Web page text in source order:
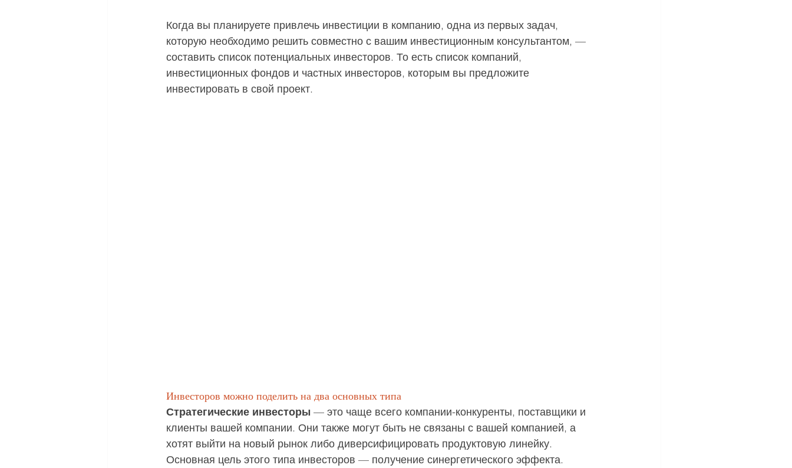
Когда вы планируете привлечь инвестиции в компанию, одна из первых задач,
которую необходимо решить совместно с вашим инвестиционным консультантом, —
составить список потенциальных инвесторов. То есть список компаний,
инвестиционных фондов и частных инвесторов, которым вы предложите
инвестировать в свой проект.
Инвесторов можно поделить на два основных типа
Стратегические инвесторы — это чаще всего компании-конкуренты, поставщики и
клиенты вашей компании. Они также могут быть не связаны с вашей компанией, а
хотят выйти на новый рынок либо диверсифицировать продуктовую линейку.
Основная цель этого типа инвесторов — получение синергетического эффекта.